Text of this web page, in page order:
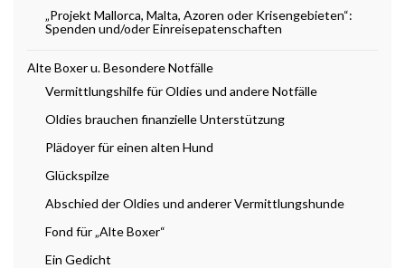
„Projekt Mallorca, Malta, Azoren oder Krisengebieten“:
Spenden und/oder Einreisepatenschaften
Alte Boxer u. Besondere Notfälle
Vermittlungshilfe für Oldies und andere Notfälle
Oldies brauchen finanzielle Unterstützung
Plädoyer für einen alten Hund
Glückspilze
Abschied der Oldies und anderer Vermittlungshunde
Fond für „Alte Boxer“
Ein Gedicht